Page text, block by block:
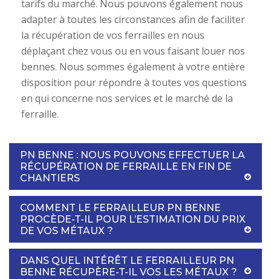
tarifs du marché. Nous pouvons également nous
adapter à toutes les circonstances afin de faciliter
la récupération de vos ferrailles en nous
déplaçant chez vous ou en vous faisant louer nos
bennes. Nous sommes également à votre entière
disposition pour répondre à toutes vos questions
en qui concerne nos services et le marché de la
ferraille.
PN BENNE : NOUS POUVONS EFFECTUER LA
RÉCUPÉRATION DE FERRAILLE EN FIN DE
CHANTIERS
COMMENT LE FERRAILLEUR PN BENNE
PROCÈDE-T-IL POUR L’ESTIMATION DU PRIX
DE VOS MÉTAUX ?
DANS QUEL INTÉRÊT LE FERRAILLEUR PN
BENNE RÉCUPÈRE-T-IL VOS LES MÉTAUX ?